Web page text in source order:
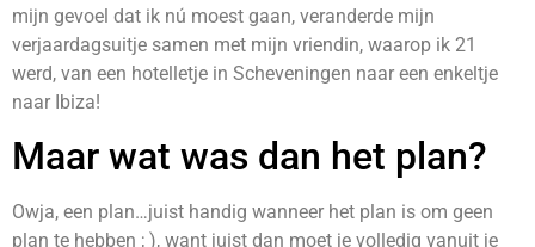
mijn gevoel dat ik nú moest gaan, veranderde mijn
verjaardagsuitje samen met mijn vriendin, waarop ik 21
werd, van een hotelletje in Scheveningen naar een enkeltje
naar Ibiza!
Maar wat was dan het plan?
Owja, een plan…juist handig wanneer het plan is om geen
plan te hebben ; ), want juist dan moet je volledig vanuit je